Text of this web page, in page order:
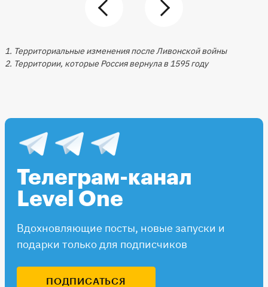
1. Территориальные изменения после Ливонской войны
2. Территории, которые Россия вернула в 1595 году
Телеграм-канал
Level One
Вдохновляющие посты, новые запуски и
подарки только для подписчиков
ПОДПИСАТЬСЯ